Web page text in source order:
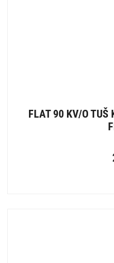
FLAT 90 KV/O